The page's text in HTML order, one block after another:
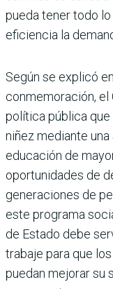
pueda tener todo
eficiencia la
Según se explicó
conmemoración, el
política pública
niñez mediante
educación de
oportu­nidades de
generaciones de
este programa
de Estado debe
trabaje para que
puedan mejorar su